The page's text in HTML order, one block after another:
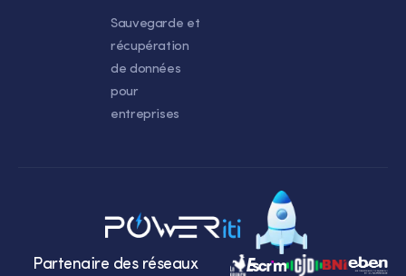
Sauvegarde et
récupération
de données
pour
entreprises
Partenaire des réseaux